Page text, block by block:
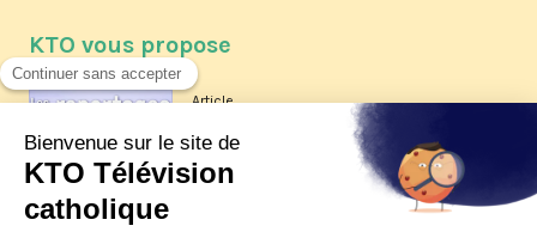
KTO vous propose
Article
Les reportages d'été 2026 de KTO